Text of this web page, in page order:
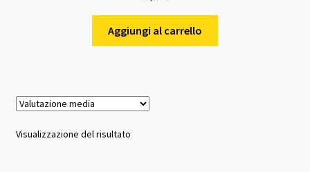
Aggiungi al carrello
Visualizzazione del risultato